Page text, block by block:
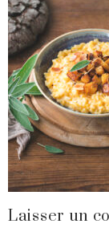
Laisser un